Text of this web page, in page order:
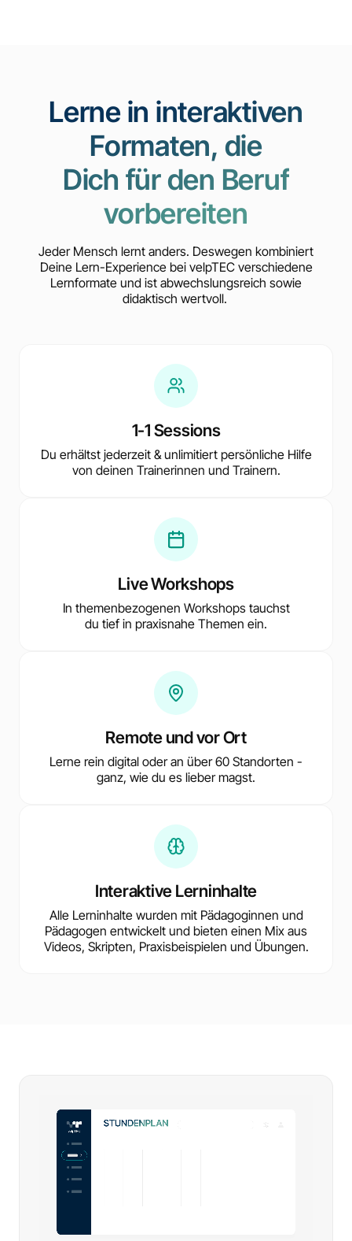
Lerne in interaktiven
Formaten, die
Dich für den Beruf
vorbereiten
Jeder Mensch lernt anders. Deswegen kombiniert
Deine Lern-Experience bei velpTEC verschiedene
Lernformate und ist abwechslungsreich sowie
didaktisch wertvoll.
1-1 Sessions
Du erhältst jederzeit & unlimitiert persönliche Hilfe
von deinen Trainerinnen und Trainern.
Live Workshops
In themenbezogenen Workshops tauchst
du tief in praxisnahe Themen ein.
Remote und vor Ort
Lerne rein digital oder an über 60 Standorten -
ganz, wie du es lieber magst.
Interaktive Lerninhalte
Alle Lerninhalte wurden mit Pädagoginnen und
Pädagogen entwickelt und bieten einen Mix aus
Videos, Skripten, Praxisbeispielen und Übungen.